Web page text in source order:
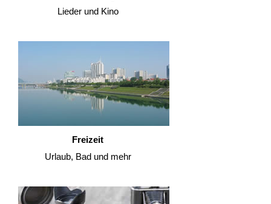
Lieder und Kino
Freizeit
Urlaub, Bad und mehr